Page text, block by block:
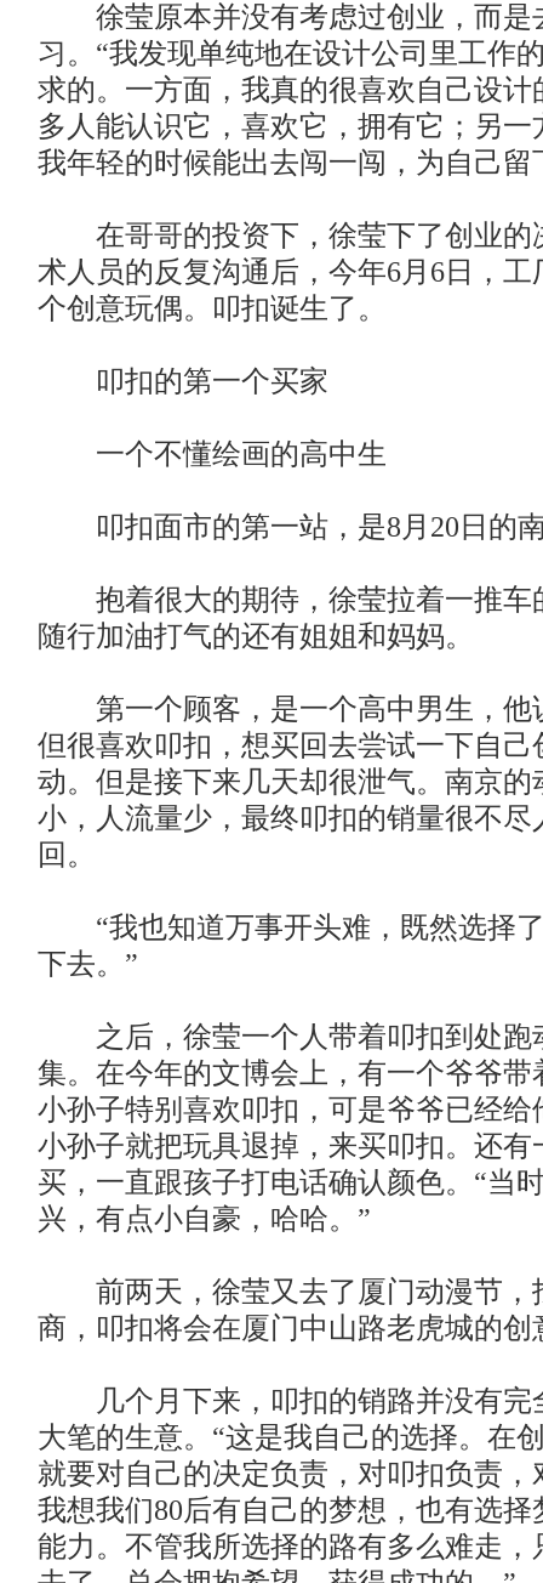
徐莹原本并没有考虑过创业，而是
习。“我发现单纯地在设计公司里工作
求的。一方面，我真的很喜欢自己设计
多人能认识它，喜欢它，拥有它；另
我年轻的时候能出去闯一闯，为自己留
在哥哥的投资下，徐莹下了创业的
术人员的反复沟通后，今年6月6日，
个创意玩偶。叩扣诞生了。
叩扣的第一个买家
一个不懂绘画的高中生
叩扣面市的第一站，是8月20日的
抱着很大的期待，徐莹拉着一推车
随行加油打气的还有姐姐和妈妈。
第一个顾客，是一个高中男生，他
但很喜欢叩扣，想买回去尝试一下自己
动。但是接下来几天却很泄气。南京的
小，人流量少，最终叩扣的销量很不尽
回。
“我也知道万事开头难，既然选择
下去。”
之后，徐莹一个人带着叩扣到处跑
集。在今年的文博会上，有一个爷爷带
小孙子特别喜欢叩扣，可是爷爷已经给
小孙子就把玩具退掉，来买叩扣。还有
买，一直跟孩子打电话确认颜色。“当
兴，有点小自豪，哈哈。”
前两天，徐莹又去了厦门动漫节，
商，叩扣将会在厦门中山路老虎城的创
几个月下来，叩扣的销路并没有完
大笔的生意。“这是我自己的选择。在
就要对自己的决定负责，对叩扣负责
我想我们80后有自己的梦想，也有选
能力。不管我所选择的路有多么难走，